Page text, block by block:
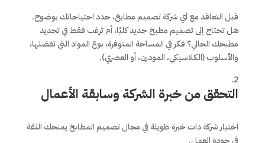
قبل التعاقد مع أي شركة تصميم مطابخ، حدد احتياجاتك بوضوح.
هل تحتاج إلى تصميم مطبخ جديد كليًا، أم ترغب فقط في تجديد
مطبخك الحالي؟ فكر في المساحة المتوفرة، نوع المواد التي تفضلها،
والأسلوب (الكلاسيكي، المودرن، أو العصري).
التحقق من خبرة الشركة وسابقة الأعمال
اختيار شركة ذات خبرة طويلة في مجال تصميم المطابخ يمنحك الثقة
في جودة العمل.